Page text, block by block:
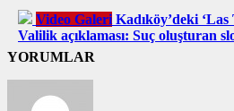
Video Galeri Kadıköy’deki ‘Las
Valilik açıklaması: Suç oluşturan
YORUMLAR